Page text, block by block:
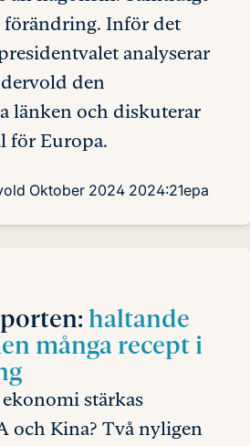
förändring. Inför det
analyserar
den
länken och diskuterar
för Europa.
Oktober 2024 2024:21epa
haltande
många recept i
stärkas
och Kina? Två nyligen